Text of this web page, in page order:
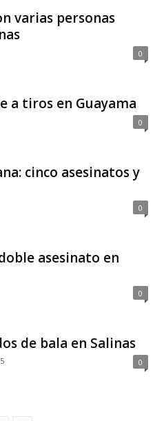
varias personas
0
a tiros en Guayama
0
cinco asesinatos y
0
asesinato en
0
de bala en Salinas
0